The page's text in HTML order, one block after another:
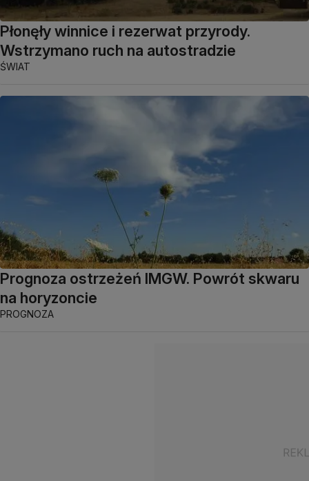
Płonęły winnice i rezerwat przyrody.
Wstrzymano ruch na autostradzie
ŚWIAT
Prognoza ostrzeżeń IMGW. Powrót skwaru
na horyzoncie
PROGNOZA